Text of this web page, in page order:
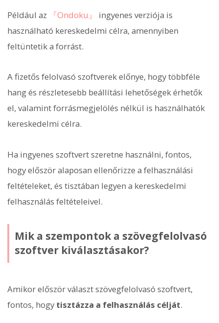
Például az 『Ondoku』
ingyenes verziója is
használható kereskedelmi célra, amennyiben
feltüntetik a forrást.
A fizetős felolvasó szoftverek előnye, hogy többféle
hang és részletesebb beállítási lehetőségek érhetők
el, valamint forrásmegjelölés nélkül is használhatók
kereskedelmi célra.
Ha ingyenes szoftvert szeretne használni, fontos,
hogy először alaposan ellenőrizze a felhasználási
feltételeket, és tisztában legyen a kereskedelmi
felhasználás feltételeivel.
Mik a szempontok a szövegfelolvasó
szoftver kiválasztásakor?
Amikor először választ szövegfelolvasó szoftvert,
fontos, hogy tisztázza a felhasználás célját.